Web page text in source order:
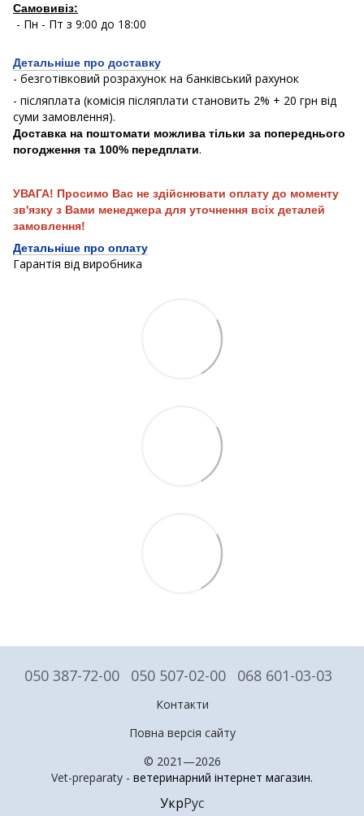
Самовивіз:
- Пн - Пт з 9:00 до 18:00
Детальніше про доставку
- безготівковий розрахунок на банківський рахунок
- післяплата (комісія післяплати становить 2% + 20 грн від
суми замовлення).
Доставка на поштомати можлива тільки за попереднього
погодження та 100% передплати.
УВАГА! Просимо Вас не здійснювати оплату до моменту
зв'язку з Вами менеджера для уточнення всіх деталей
замовлення!
Детальніше про оплату
Гарантія від виробника
050 387-72-00 050 507-02-00 068 601-03-03
Контакти
Повна версія сайту
© 2021—2026
Vet-preparaty - ветеринарний інтернет магазин.
УкрРус